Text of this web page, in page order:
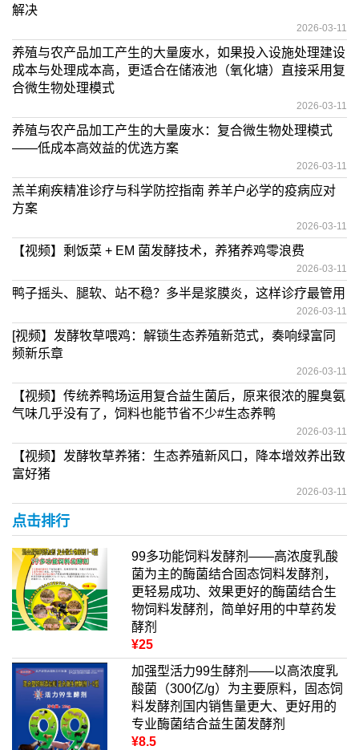
解决
2026-03-11
养殖与农产品加工产生的大量废水，如果投入设施处理建设
成本与处理成本高，更适合在储液池（氧化塘）直接采用复
合微生物处理模式
2026-03-11
养殖与农产品加工产生的大量废水：复合微生物处理模式
——低成本高效益的优选方案
2026-03-11
羔羊痢疾精准诊疗与科学防控指南 养羊户必学的疫病应对
方案
2026-03-11
【视频】剩饭菜 + EM 菌发酵技术，养猪养鸡零浪费
2026-03-11
鸭子摇头、腿软、站不稳？多半是浆膜炎，这样诊疗最管用
2026-03-11
[视频】发酵牧草喂鸡：解锁生态养殖新范式，奏响绿富同
频新乐章
2026-03-11
【视频】传统养鸭场运用复合益生菌后，原来很浓的腥臭氨
气味几乎没有了，饲料也能节省不少#生态养鸭
2026-03-11
【视频】发酵牧草养猪：生态养殖新风口，降本增效养出致
富好猪
2026-03-11
点击排行
99多功能饲料发酵剂——高浓度乳酸
菌为主的酶菌结合固态饲料发酵剂，
更轻易成功、效果更好的酶菌结合生
物饲料发酵剂，简单好用的中草药发
酵剂
¥25
加强型活力99生酵剂——以高浓度乳
酸菌（300亿/g）为主要原料，固态饲
料发酵剂国内销售量更大、更好用的
专业酶菌结合益生菌发酵剂
¥8.5